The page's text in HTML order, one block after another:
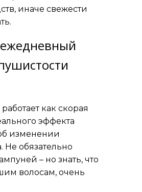
иначе свежести
как скорая
эффекта
изменении
Не обязательно
– но знать, что
волосам, очень